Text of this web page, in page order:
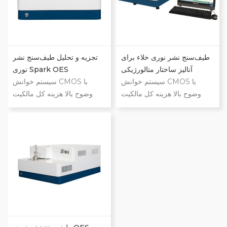
کاربری دوستانه
کاربری دوستانه
تجزیه و تحلیل طیف‌سنج نشر
نوری Spark OES
سیستم خوانش CMOS با
وضوح بالا هزینه کل مالکیت
پایین اپتیک خلاء که تثبیت سریع
طراحی ماژولار کاربردهای آهنی
و غیرآهنی کاربری آسان با
کنترل کامل کامپیوتر رابط
کاربری دوستانه
طیف‌سنج نشر نوری خلاء برای
آنالیز ساختار متالورژیکی
سیستم خوانش CMOS با
وضوح بالا هزینه کل مالکیت
پایین اپتیک خلاء که تثبیت سریع